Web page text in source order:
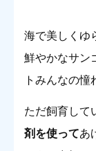
海で美しくゆ
鮮やかなサン
トみんなの憧
ただ飼育して
剤を使ってあ